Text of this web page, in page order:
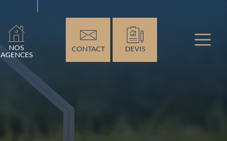
NOS
AGENCES
CONTACT DEVIS